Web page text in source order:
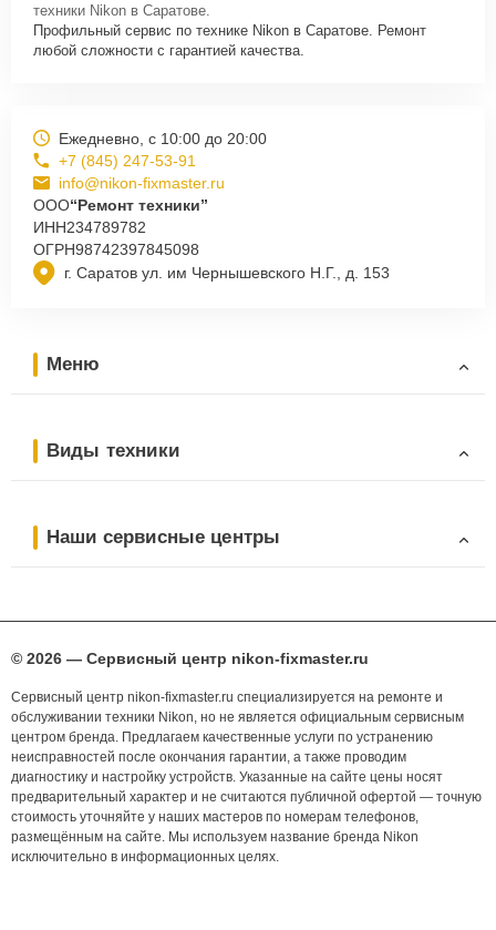
техники Nikon в Саратове.
Профильный сервис по технике Nikon в Саратове. Ремонт
любой сложности с гарантией качества.
г. Саратов ул. им Чернышевского Н.Г., д. 153
Ежедневно, с 10:00 до 20:00
+7 (845) 247-53-91
info@nikon-fixmaster.ru
ООО“Ремонт техники”
ИНН234789782
ОГРН98742397845098
Меню
Виды техники
Наши сервисные центры
© 2026 — Сервисный центр nikon-fixmaster.ru
Сервисный центр nikon-fixmaster.ru специализируется на ремонте и
обслуживании техники Nikon, но не является официальным сервисным
центром бренда. Предлагаем качественные услуги по устранению
неисправностей после окончания гарантии, а также проводим
диагностику и настройку устройств. Указанные на сайте цены носят
предварительный характер и не считаются публичной офертой — точную
стоимость уточняйте у наших мастеров по номерам телефонов,
размещённым на сайте. Мы используем название бренда Nikon
исключительно в информационных целях.